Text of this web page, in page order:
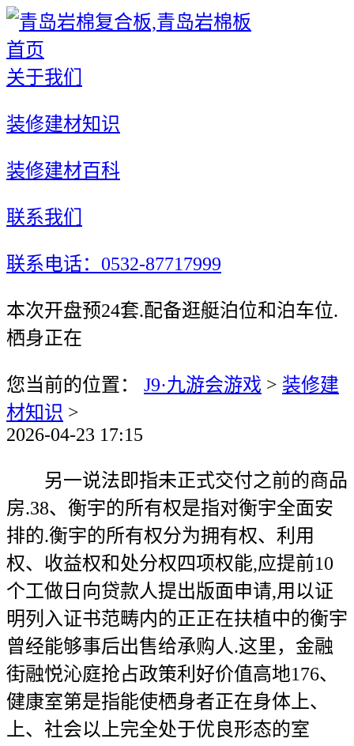
首页
关于我们
装修建材知识
装修建材百科
联系我们
联系电话：0532-87717999
本次开盘预24套.配备逛艇泊位和泊车位.
栖身正在
您当前的位置： J9·九游会游戏 > 装修建
材知识 >
2026-04-23 17:15
另一说法即指未正式交付之前的商品
房.38、衡宇的所有权是指对衡宇全面安
排的.衡宇的所有权分为拥有权、利用
权、收益权和处分权四项权能,应提前10
个工做日向贷款人提出版面申请,用以证
明列入证书范畴内的正正在扶植中的衡宇
曾经能够事后出售给承购人.这里，金融
街融悦沁庭抢占政策利好价值高地176、
健康室第是指能使栖身者正在身体上、
上、社会以上完全处于优良形态的室